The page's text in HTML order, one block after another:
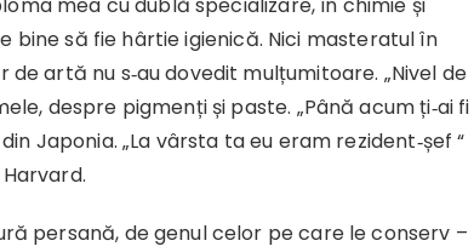
bine să fie hârtie igienică. Nici masteratul în
artă nu s‑au dovedit mulțumitoare. „Nivel de
despre pigmenți și paste. „Până acum ți‑ai fi
Japonia. „La vârsta ta eu eram rezident‑șef “
persană, de genul celor pe care le conserv –